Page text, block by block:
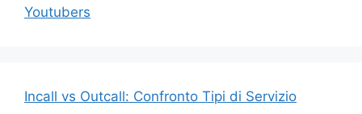
Youtubers
Incall vs Outcall: Confronto Tipi di Servizio